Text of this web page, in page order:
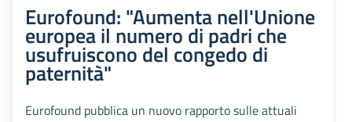
Eurofound: "Aumenta nell'Unione
europea il numero di padri che
usufruiscono del congedo di
paternità"
Eurofound pubblica un nuovo rapporto sulle attuali